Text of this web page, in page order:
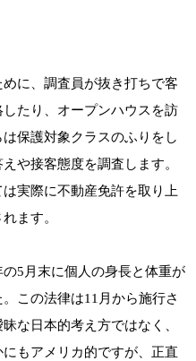
に、調査員が抜き打ちで客
たり、オープンハウスを訪
保護対象クラスのふりをし
や接客態度を調査します。
実際に不動産免許を取り上
ます。
5月末に個人の身長と体重が
この法律は11月から施行さ
な日本的考え方ではなく、
もアメリカ的ですが、正直